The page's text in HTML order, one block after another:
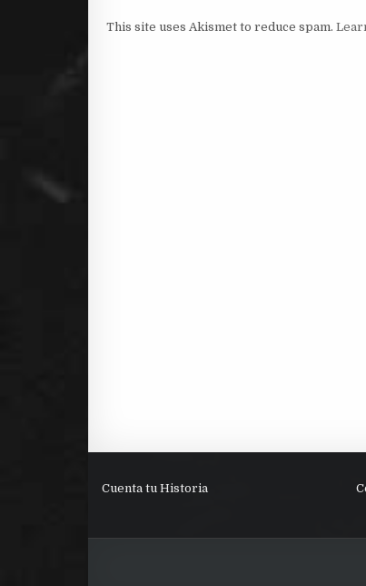
This site uses Akismet to reduce spam.
Cuenta tu Historia